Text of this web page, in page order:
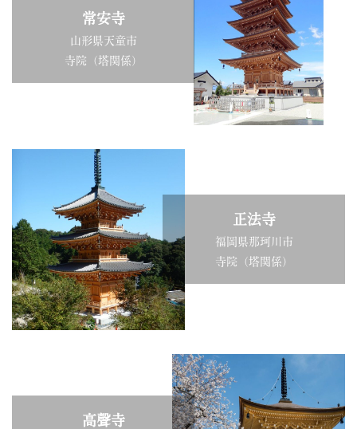
常安寺
山形県天童市
寺院（塔関係）
正法寺
福岡県那珂川市
寺院（塔関係）
高聲寺